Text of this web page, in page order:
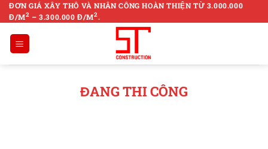
Skip
to
content
ĐƠN GIÁ XÂY THÔ VÀ NHÂN CÔNG HOÀN THIỆN TỪ 3.000.000
Đ/M2 – 3.300.000 Đ/M2.
ĐANG THI CÔNG